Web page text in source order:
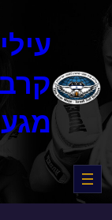
לתוכן
קרב
מגע